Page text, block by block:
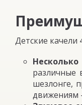
Детские
различные
шезлонге,
движениям